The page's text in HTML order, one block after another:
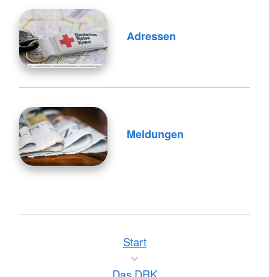
Adressen
Meldungen
Start